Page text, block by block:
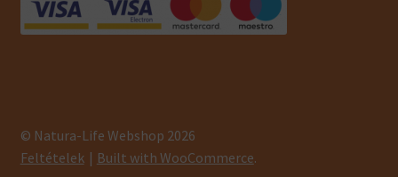
© Natura-Life Webshop 2026
Feltételek
Built with WooCommerce.